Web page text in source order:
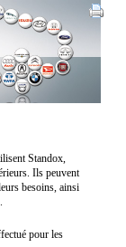
Standox,
Ils peuvent
besoins, ainsi
pour les